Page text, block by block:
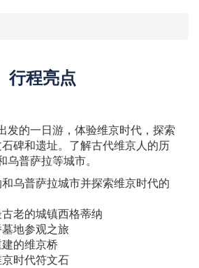
行程亮点
发的一日游，体验维京时代，探索
碑和遗址。了解古代维京人的历
普萨拉等城市。
乌普萨拉城市并探索维京时代的
老的城镇西格蒂纳
地参观之旅
的维京桥
时代符文石